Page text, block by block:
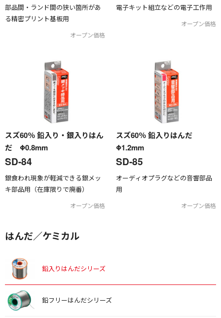
部品間・ランド間の狭い箇所があ
る精密プリント基板用
オープン価格
電子キット組立などの電子工作用
オープン価格
スズ60％ 鉛入り・銀入りはん
だ Φ0.8mm
SD-84
銀食われ現象が軽減できる銀メッ
キ部品用（在庫限りで廃番）
オープン価格
スズ60％ 鉛入りはんだ
Φ1.2mm
SD-85
オーディオプラグなどの音響部品
用
オープン価格
はんだ／ケミカル
鉛入りはんだシリーズ
鉛フリーはんだシリーズ